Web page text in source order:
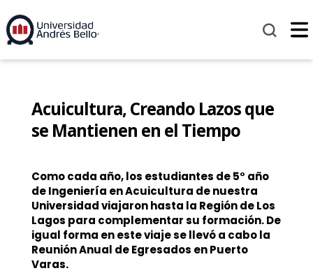
Acuicultura, Creando Lazos que
se Mantienen en el Tiempo
Como cada año, los estudiantes de 5° año
de Ingeniería en Acuicultura de nuestra
Universidad viajaron hasta la Región de Los
Lagos para complementar su formación. De
igual forma en este viaje se llevó a cabo la
Reunión Anual de Egresados en Puerto
Varas.